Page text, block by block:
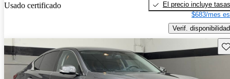
Usado certificado
El precio incluye tasas
$683/mes
Verif. disponibilidad